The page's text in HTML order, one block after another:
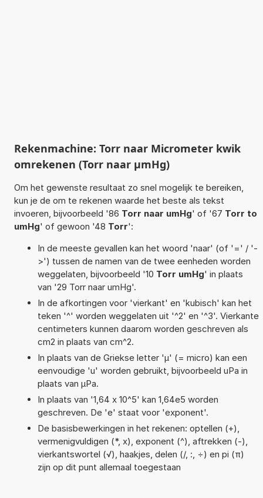
Rekenmachine: Torr naar Micrometer kwik
omrekenen (Torr naar µmHg)
Om het gewenste resultaat zo snel mogelijk te bereiken,
kun je de om te rekenen waarde het beste als tekst
invoeren, bijvoorbeeld '86 Torr naar umHg' of '67 Torr to
umHg' of gewoon '48 Torr':
In de meeste gevallen kan het woord 'naar' (of '=' / '-
>') tussen de namen van de twee eenheden worden
weggelaten, bijvoorbeeld '10 Torr umHg' in plaats
van '29 Torr naar umHg'.
In de afkortingen voor 'vierkant' en 'kubisch' kan het
teken '^' worden weggelaten uit '^2' en '^3'. Vierkante
centimeters kunnen daarom worden geschreven als
cm2 in plaats van cm^2.
In plaats van de Griekse letter 'µ' (= micro) kan een
eenvoudige 'u' worden gebruikt, bijvoorbeeld uPa in
plaats van µPa.
In plaats van '1,64 x 10^5' kan 1,64e5 worden
geschreven. De 'e' staat voor 'exponent'.
De basisbewerkingen in het rekenen: optellen (+),
vermenigvuldigen (*, x), exponent (^), aftrekken (-),
vierkantswortel (√), haakjes, delen (/, :, ÷) en pi (π)
zijn op dit punt allemaal toegestaan